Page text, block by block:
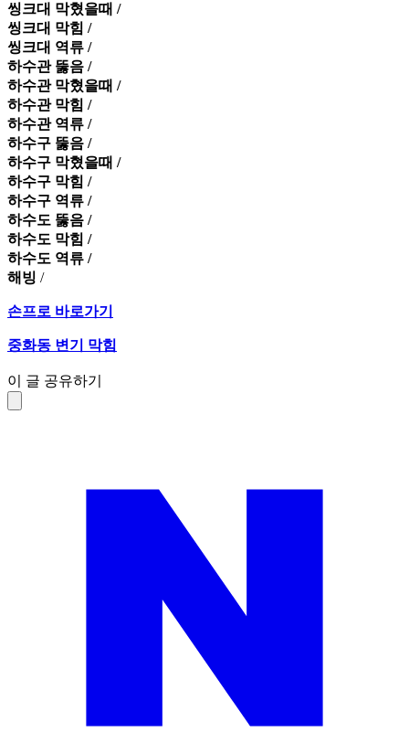
씽크대 막혔을때 /
씽크대 막힘 /
씽크대 역류 /
하수관 뚫음 /
하수관 막혔을때 /
하수관 막힘 /
하수관 역류 /
하수구 뚫음 /
하수구 막혔을때 /
하수구 막힘 /
하수구 역류 /
하수도 뚫음 /
하수도 막힘 /
하수도 역류 /
해빙 /
손프로 바로가기
중화동 변기 막힘
이 글 공유하기